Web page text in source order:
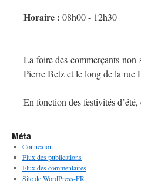
Horaire : 08h00 - 12h30
La foire des commerçants
Pierre Betz et le long de la rue
En fonction des festivités
Méta
Connexion
Flux des publications
Flux des commentaires
Site de WordPress-FR